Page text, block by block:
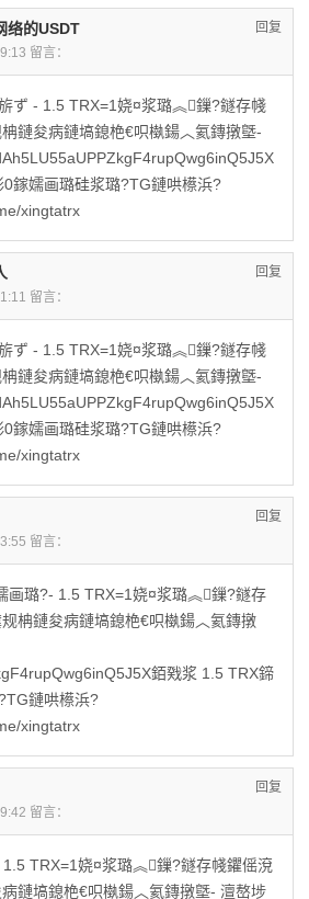
络的USDT
留言：
回复
ず - 1.5 TRX=1娆¤浆璐︽鏁?鐩存帴
鏈夋病鏈塙鎴栬€呮槸鍚︿氦鏄撴墍-
鎵嬬画璐硅浆璐?TG鏈哄櫒浜?
xingtatrx
留言：
回复
ず - 1.5 TRX=1娆¤浆璐︽鏁?鐩存帴
鏈夋病鏈塙鎴栬€呮槸鍚︿氦鏄撴墍-
鎵嬬画璐硅浆璐?TG鏈哄櫒浜?
xingtatrx
留言：
回复
画璐?- 1.5 TRX=1娆¤浆璐︽鏁?鐩存
柟鏈夋病鏈塙鎴栬€呮槸鍚︿氦鏄撴
銆戣浆 1.5 TRX鍗
鏈哄櫒浜?
xingtatrx
留言：
回复
TRX=1娆¤浆璐︽鏁?鐩存帴鑺傜渷
鏈塙鎴栬€呮槸鍚︿氦鏄撴墍- 澶嶅埗